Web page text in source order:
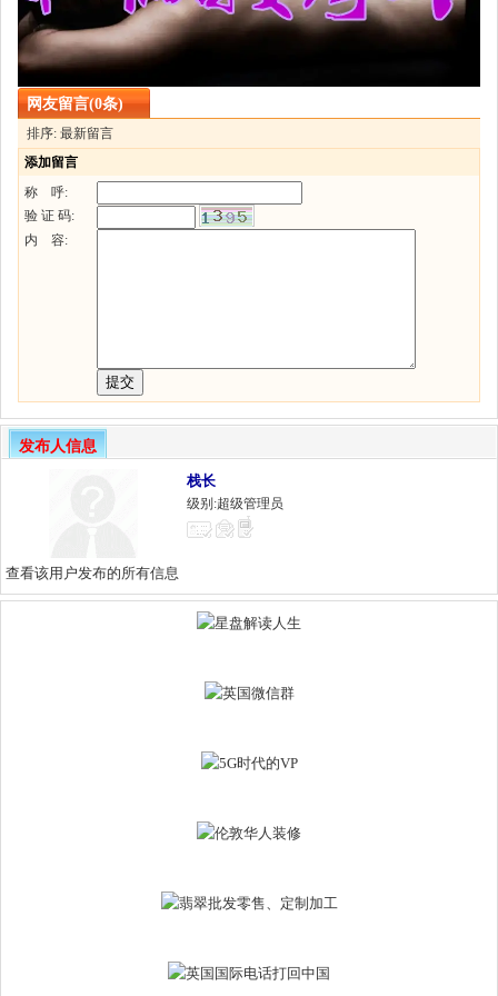
网友留言(0条)
排序: 最新留言
添加留言
称 呼:
验 证 码:
内 容:
发布人信息
栈长
级别:超级管理员
查看该用户发布的所有信息